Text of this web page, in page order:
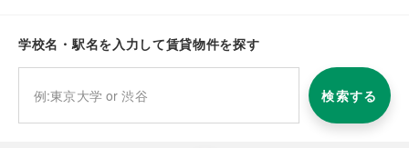
学校名・駅名を入力して賃貸物件を探す
検索する